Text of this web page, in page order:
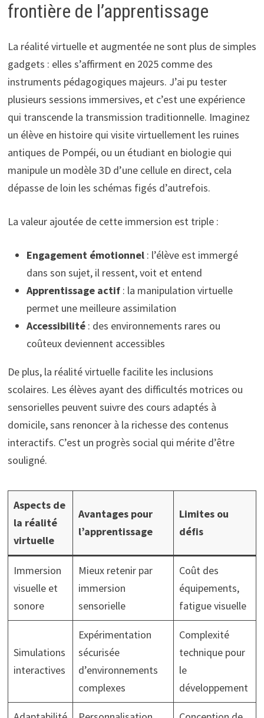
frontière de l’apprentissage
La réalité virtuelle et augmentée ne sont plus de simples
gadgets : elles s’affirment en 2025 comme des
instruments pédagogiques majeurs. J’ai pu tester
plusieurs sessions immersives, et c’est une expérience
qui transcende la transmission traditionnelle. Imaginez
un élève en histoire qui visite virtuellement les ruines
antiques de Pompéi, ou un étudiant en biologie qui
manipule un modèle 3D d’une cellule en direct, cela
dépasse de loin les schémas figés d’autrefois.
La valeur ajoutée de cette immersion est triple :
Engagement émotionnel: l’élève est immergé
dans son sujet, il ressent, voit et entend
Apprentissage actif: la manipulation virtuelle
permet une meilleure assimilation
Accessibilité: des environnements rares ou
coûteux deviennent accessibles
De plus, la réalité virtuelle facilite les inclusions
scolaires. Les élèves ayant des difficultés motrices ou
sensorielles peuvent suivre des cours adaptés à
domicile, sans renoncer à la richesse des contenus
interactifs. C’est un progrès social qui mérite d’être
souligné.
Aspects de
la réalité
virtuelle
Avantages pour
l’apprentissage
Limites ou
défis
Immersion
visuelle et
sonore
Mieux retenir par
immersion
sensorielle
Coût des
équipements,
fatigue visuelle
Simulations
interactives
Expérimentation
sécurisée
d’environnements
complexes
Complexité
technique pour
le
développement